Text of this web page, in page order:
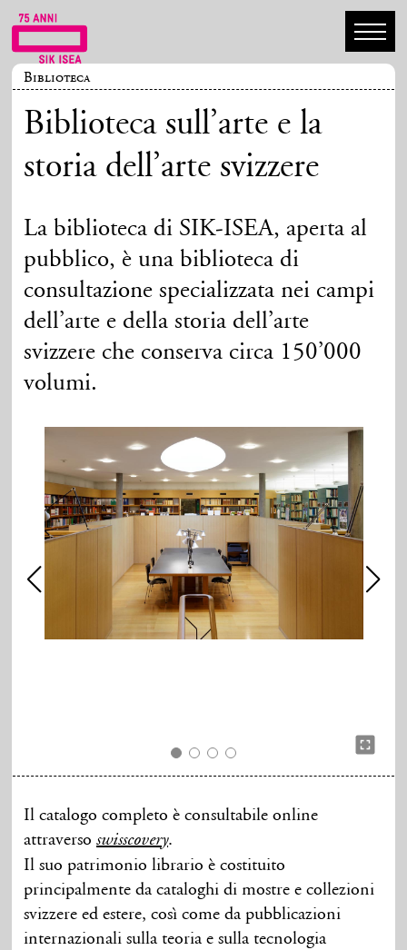
Biblioteca
Biblioteca sull’arte e la
storia dell’arte svizzere
La biblioteca di SIK-ISEA, aperta al
pubblico, è una biblioteca di
consultazione specializzata nei campi
dell’arte e della storia dell’arte
svizzere che conserva circa 150’000
volumi.
Il catalogo completo è consultabile online
attraversoswisscovery.
Il suo patrimonio librario è costituito
principalmente da cataloghi di mostre e collezioni
svizzere ed estere, così come da pubblicazioni
internazionali sulla teoria e sulla tecnologia